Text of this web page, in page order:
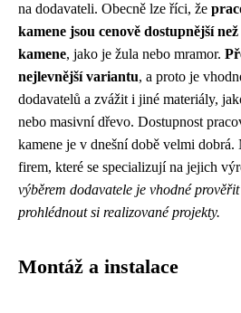
na dodavateli. Obecně lze říci, že
kamene jsou cenově dostupnější
kamene, jako je žula nebo mramor.
nejlevnější variantu, a proto je
dodavatelů a zvážit i jiné materiály,
nebo masivní dřevo. Dostupnost
kamene je v dnešní době velmi
firem, které se specializují na jejich
výběrem dodavatele je vhodné
prohlédnout si realizované projekty.
Montáž a instalace